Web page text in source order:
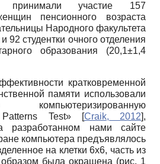
принимали участие 157
пенсионного возраста
Народного факультета
92 студентки очного отделения
образования (20,1±1,4
кратковременной
памяти использовали
компьютеризированную
Test»
[Craik, 2012],
разработанном нами сайте
компьютера предъявлялось
на клетки 6х6, часть из
была окрашена (рис. 1